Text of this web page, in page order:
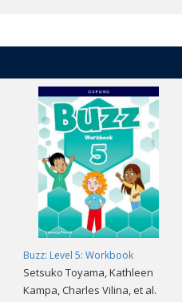
Buzz: Level 5: Workbook
Setsuko Toyama, Kathleen
Kampa, Charles Vilina, et al.